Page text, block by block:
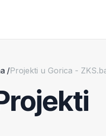
/Projekti u Gorica -